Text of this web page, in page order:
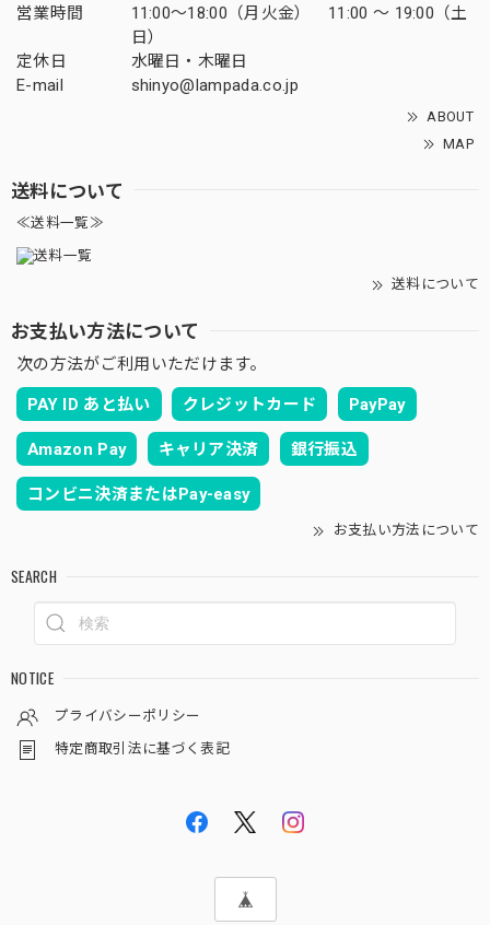
営業時間
11:00～18:00（月火金） 11:00 ～ 19:00（土
日）
定休日
水曜日・木曜日
E-mail
shinyo@lampada.co.jp
ABOUT
MAP
送料について
≪送料一覧≫
送料について
お支払い方法について
次の方法がご利用いただけます。
PAY ID あと払い クレジットカード PayPay
Amazon Pay キャリア決済 銀行振込
コンビニ決済またはPay-easy
お支払い方法について
SEARCH
NOTICE
プライバシーポリシー
特定商取引法に基づく表記